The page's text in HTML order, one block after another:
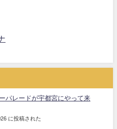
パレードが宇都宮にやって来
に投稿された